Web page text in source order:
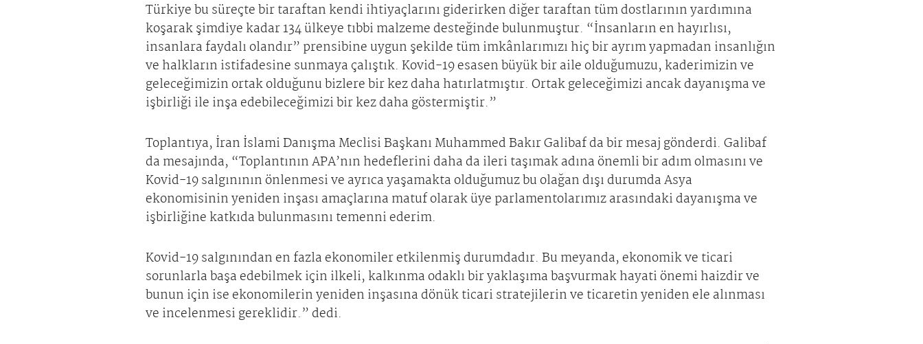
Türkiye bu süreçte bir taraftan kendi ihtiyaçlarını giderirken diğer taraftan tüm dostlarının yardımına
koşarak şimdiye kadar 134 ülkeye tıbbi malzeme desteğinde bulunmuştur. “İnsanların en hayırlısı,
insanlara faydalı olandır” prensibine uygun şekilde tüm imkânlarımızı hiç bir ayrım yapmadan insanlığın
ve halkların istifadesine sunmaya çalıştık. Kovid-19 esasen büyük bir aile olduğumuzu, kaderimizin ve
geleceğimizin ortak olduğunu bizlere bir kez daha hatırlatmıştır. Ortak geleceğimizi ancak dayanışma ve
işbirliği ile inşa edebileceğimizi bir kez daha göstermiştir.”
Toplantıya, İran İslami Danışma Meclisi Başkanı Muhammed Bakır Galibaf da bir mesaj gönderdi. Galibaf
da mesajında, “Toplantının APA’nın hedeflerini daha da ileri taşımak adına önemli bir adım olmasını ve
Kovid-19 salgınının önlenmesi ve ayrıca yaşamakta olduğumuz bu olağan dışı durumda Asya
ekonomisinin yeniden inşası amaçlarına matuf olarak üye parlamentolarımız arasındaki dayanışma ve
işbirliğine katkıda bulunmasını temenni ederim.
Kovid-19 salgınından en fazla ekonomiler etkilenmiş durumdadır. Bu meyanda, ekonomik ve ticari
sorunlarla başa edebilmek için ilkeli, kalkınma odaklı bir yaklaşıma başvurmak hayati önemi haizdir ve
bunun için ise ekonomilerin yeniden inşasına dönük ticari stratejilerin ve ticaretin yeniden ele alınması
ve incelenmesi gereklidir.” dedi.